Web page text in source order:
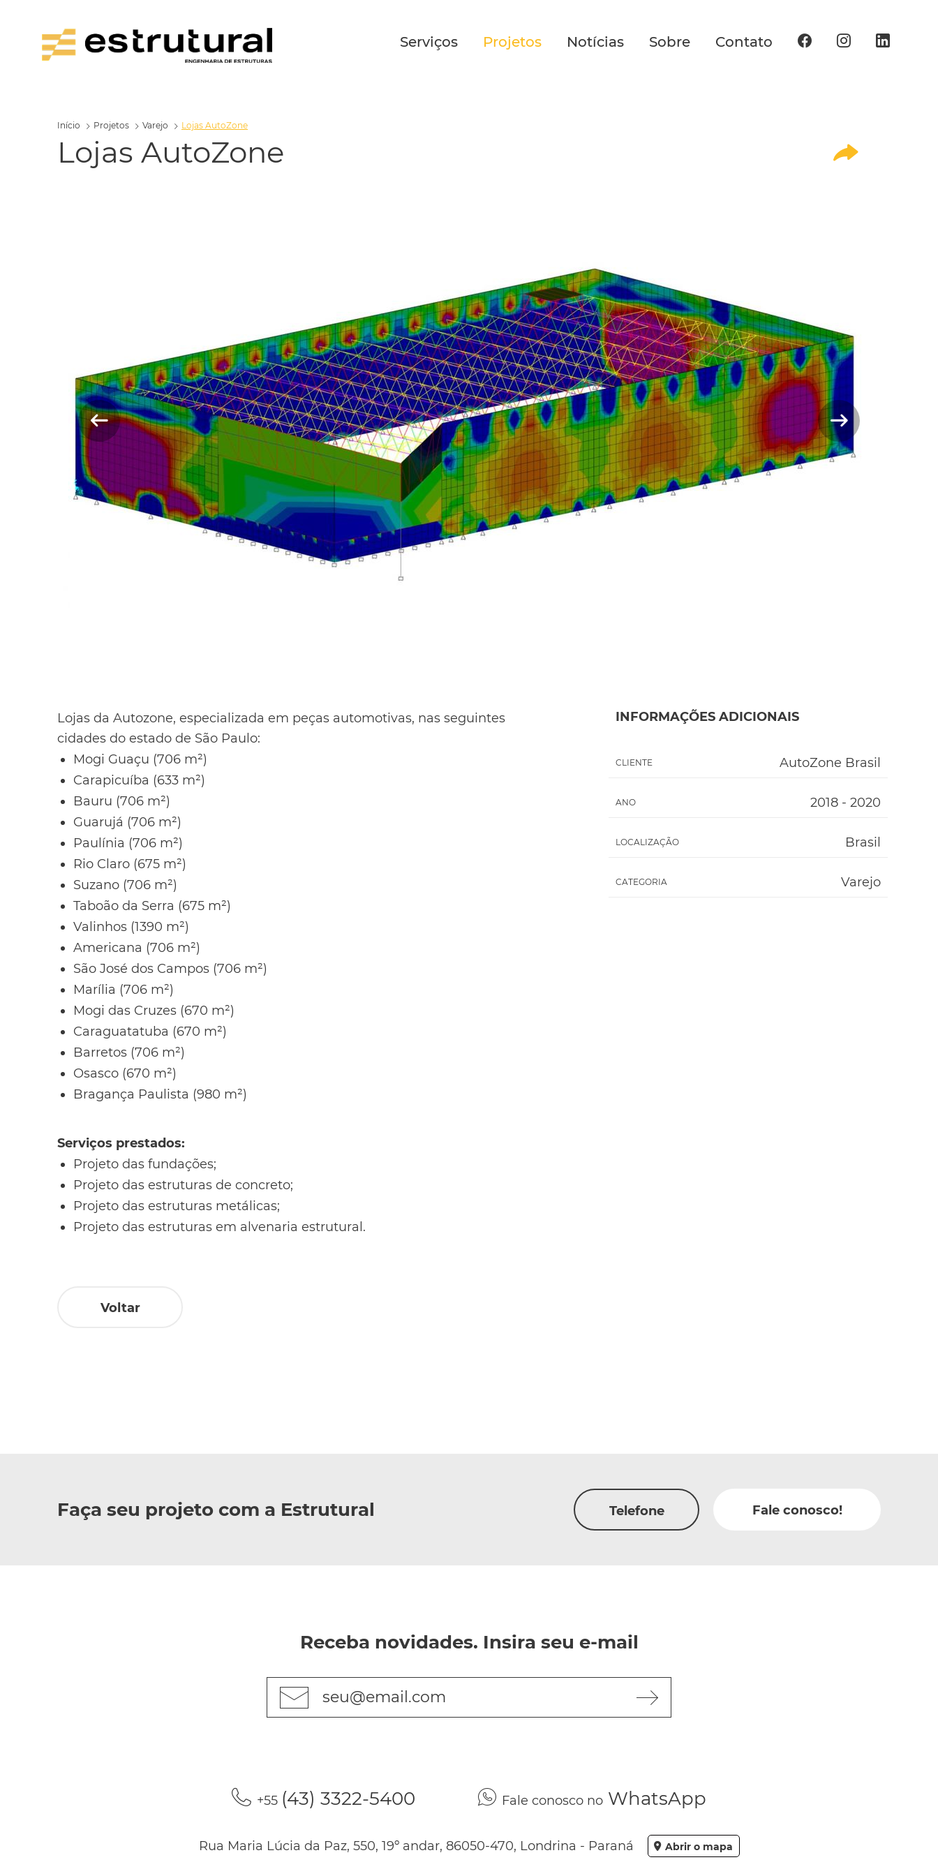
Serviços Projetos Notícias Sobre Contato
Início Projetos Varejo Lojas AutoZone
Lojas AutoZone
Lojas da Autozone, especializada em peças automotivas, nas seguintes
cidades do estado de São Paulo:
Mogi Guaçu (706 m²)
Carapicuíba (633 m²)
Bauru (706 m²)
Guarujá (706 m²)
Paulínia (706 m²)
Rio Claro (675 m²)
Suzano (706 m²)
Taboão da Serra (675 m²)
Valinhos (1390 m²)
Americana (706 m²)
São José dos Campos (706 m²)
Marília (706 m²)
Mogi das Cruzes (670 m²)
Caraguatatuba (670 m²)
Barretos (706 m²)
Osasco (670 m²)
Bragança Paulista (980 m²)
Serviços prestados:
Projeto das fundações;
Projeto das estruturas de concreto;
Projeto das estruturas metálicas;
Projeto das estruturas em alvenaria estrutural.
INFORMAÇÕES ADICIONAIS
CLIENTE AutoZone Brasil
ANO 2018 - 2020
LOCALIZAÇÃO Brasil
CATEGORIA Varejo
Voltar
Faça seu projeto com a Estrutural Telefone Fale conosco!
Receba novidades. Insira seu e-mail
seu@email.com
+55 (43) 3322-5400 Fale conosco no WhatsApp
Rua Maria Lúcia da Paz, 550, 19º andar, 86050-470, Londrina - Paraná Abrir o mapa